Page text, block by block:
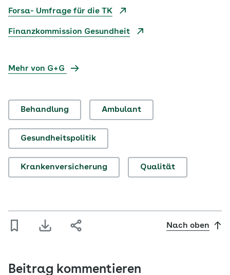
Forsa- Umfrage für die TK
Finanzkommission Gesundheit
Mehr von G+G
Behandlung Ambulant
Gesundheitspolitik
Krankenversicherung Qualität
Nach oben
Beitrag kommentieren